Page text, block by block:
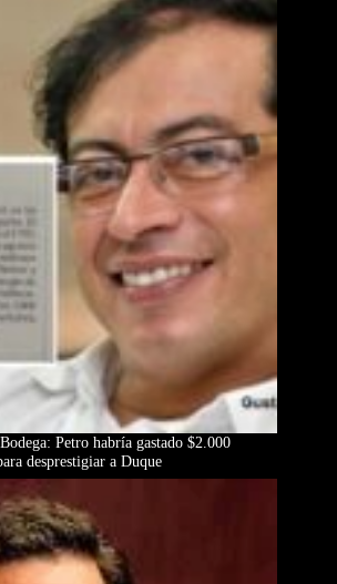
Petro habría gastado $2.000
desprestigiar a Duque